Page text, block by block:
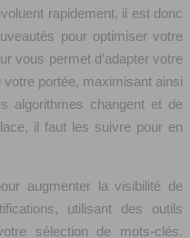
rapidement, il est donc
pour optimiser votre
vous permet d’adapter votre
portée, maximisant ainsi
algorithmes changent et de
il faut les suivre pour en
augmenter la visibilité de
utilisant des outils
sélection de mots-clés.